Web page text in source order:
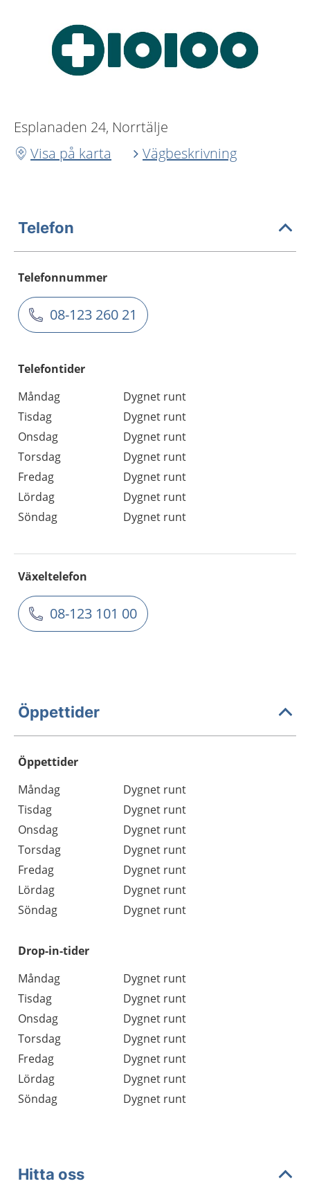
Esplanaden 24, Norrtälje
Visa på karta
Vägbeskrivning
Telefon
Telefonnummer
08-123 260 21
Telefontider
Måndag
Dygnet runt
Tisdag
Dygnet runt
Onsdag
Dygnet runt
Torsdag
Dygnet runt
Fredag
Dygnet runt
Lördag
Dygnet runt
Söndag
Dygnet runt
Växeltelefon
08-123 101 00
Öppettider
Öppettider
Dag
Öppettider
Kommentarer
Måndag
Dygnet runt
Tisdag
Dygnet runt
Onsdag
Dygnet runt
Torsdag
Dygnet runt
Fredag
Dygnet runt
Lördag
Dygnet runt
Söndag
Dygnet runt
Drop-in-tider
Måndag
Dygnet runt
Tisdag
Dygnet runt
Onsdag
Dygnet runt
Torsdag
Dygnet runt
Fredag
Dygnet runt
Lördag
Dygnet runt
Söndag
Dygnet runt
Hitta oss